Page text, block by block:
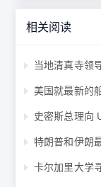
相关阅读
史密斯总理向
卡尔加里大学